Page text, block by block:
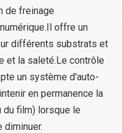
de freinage
offre un
différents substrats et
et la saleté.Le contrôle
un système d'auto-
en permanence la
du film) lorsque le
diminuer.